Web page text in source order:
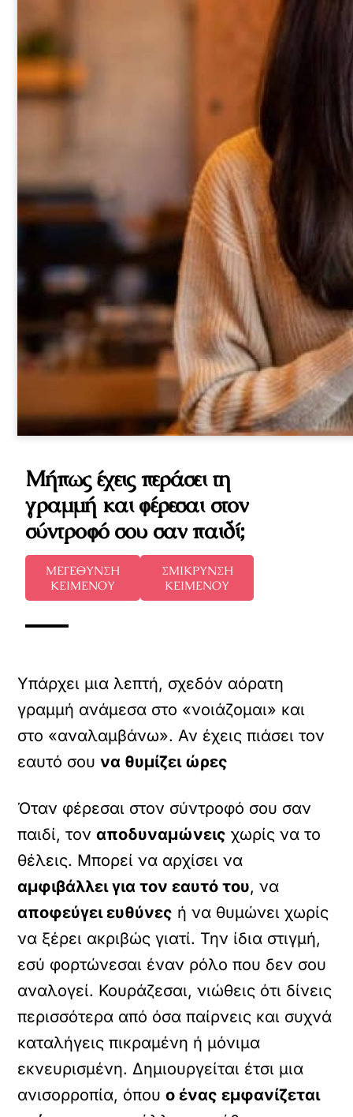
Μήπως έχεις περάσει τη
γραμμή και φέρεσαι στον
σύντροφό σου σαν παιδί;
ΜΕΓΕΘΥΝΣΗ
ΚΕΙΜΕΝΟΥ
ΣΜΙΚΡΥΝΣΗ
ΚΕΙΜΕΝΟΥ
Υπάρχει μια λεπτή, σχεδόν αόρατη
γραμμή ανάμεσα στο «νοιάζομαι» και
στο «αναλαμβάνω». Αν έχεις πιάσει τον
εαυτό σουνα θυμίζει ώρες
Όταν φέρεσαι στον σύντροφό σου σαν
παιδί, τοναποδυναμώνεις χωρίς να το
θέλεις. Μπορεί να αρχίσει να
αμφιβάλλει για τον εαυτό του, να
αποφεύγει ευθύνες ή να θυμώνει χωρίς
να ξέρει ακριβώς γιατί. Την ίδια στιγμή,
εσύ φορτώνεσαι έναν ρόλο που δεν σου
αναλογεί. Κουράζεσαι, νιώθεις ότι δίνεις
περισσότερα από όσα παίρνεις και συχνά
καταλήγεις πικραμένη ή μόνιμα
εκνευρισμένη. Δημιουργείται έτσι μια
ανισορροπία, όπουο ένας εμφανίζεται